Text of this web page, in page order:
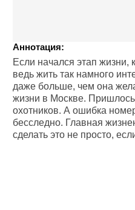
Аннотация:
Если начался этап жизни,
ведь жить так намного
даже больше, чем она
жизни в Москве.
охотников. А ошибка
бесследно. Главная
сделать это не просто,